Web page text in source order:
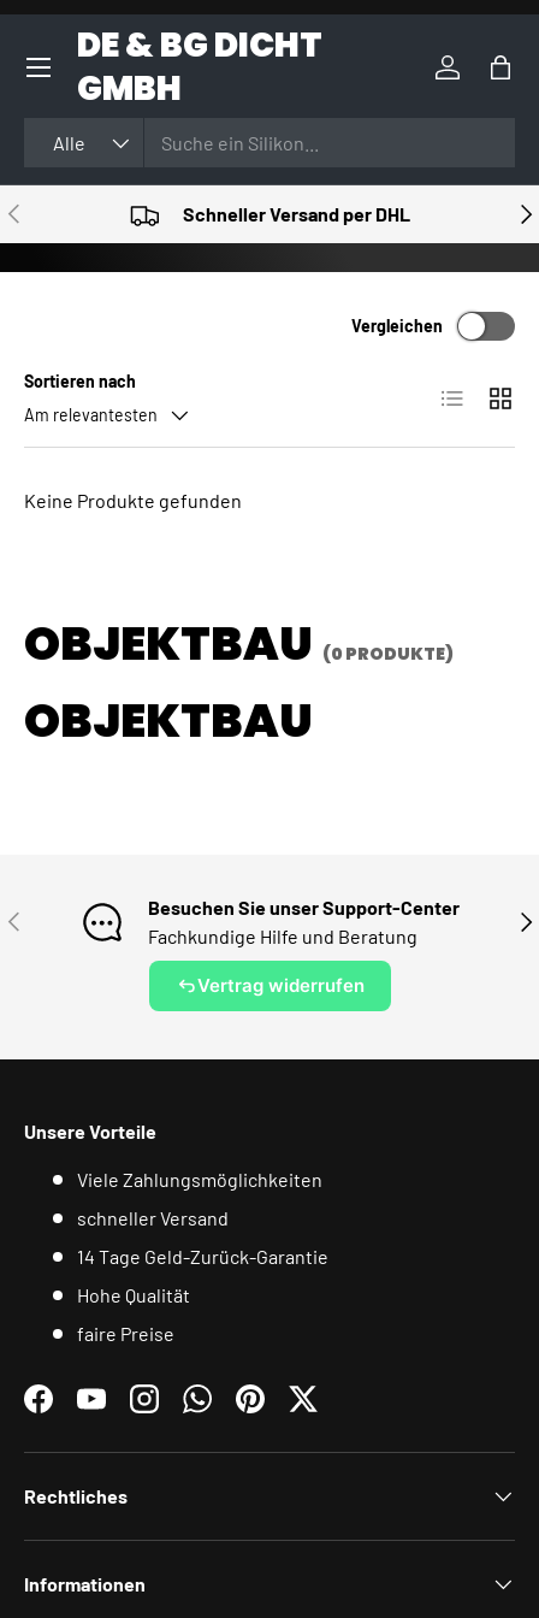
DIREKT ZUM INHALT
DE & BG DICHT
GMBH
Alle
Einloggen
VORHERIGE Schneller Versand per DHL
Sortieren nach
Am relevantesten
Vergleichen
Keine Produkte gefunden
OBJEKTBAU (0 PRODUKTE)
OBJEKTBAU
VORHERIGE
Besuchen Sie unser Support-Center
Fachkundige Hilfe und Beratung
Vertrag widerrufen
Unsere Vorteile
Viele Zahlungsmöglichkeiten
schneller Versand
14 Tage Geld-Zurück-Garantie
Hohe Qualität
faire Preise
FacebookYouTubeInstagramWhatsAppPinterestTwitter
Rechtliches
Informationen